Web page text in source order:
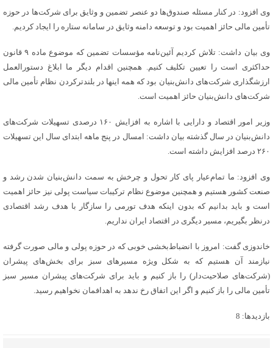
وی افزود: در کنار مسئله صندوق‌ها دو عنصر تضمین و وثایق برای شرکت‌ها در حوزه
تأمین مالی حائز اهمیت بود و توسعه دامنه وثایق در سامانه ستاره را ایجاد کردیم.
وی بیان داشت:‌ تلاش کردیم آئین‌نامه مؤسسات تضمین که موضوع ماده ۹ قانون
حداکثری است را تعیین تکلیف کنیم. همچنین اقدام دیگر ما ابلاغ دستورالعمل
ارزشگذاری شرکت‌های دانش‌بنیان بود که همه اینها در بلندتر‌کردن نظام تأمین مالی
شرکت‌های دانش‌بنیان حائز اهمیت است.
وزیر امور اقتصاد و دارایی با اشاره به افزایش ۱۶۰ درصدی تسهیلات شرکت‌های
دانش‌بنیان در سال گذشته بیان داشت: امسال در پنج ماهه ابتدای سال این تسهیلات
۲۶۰ درصد افزایش داشته است.
وی افزود: ما تمام‌عیار پای کار تحول و چرخش به سمت دانش‌بنیان شدن رشد و
صنعت کشور هستیم و همچنین موضوع نظام ترکیبات سیاست پولی نیز حائز اهمیت
است و باید بدانیم که بدون اینکه هدف تورمی را سازگار با هدف رشد اقتصادی
درنظر بگیریم، مسیر دیگری در اقتصاد ایران نداریم.
خاندوزی گفت: امروز با انضباط‌بخشی خوبی که در حوزه پولی و مالی صورت گرفته
نیازمند آن هستیم که به شکل ویژه مسیرهای سبز برای بخش‌های پیشران
(شرکت‌های صلاحیت‌دار) را باز کنیم و باید برای شرکت‌های پیشران مسیر سبز
تأمین مالی را باز کنیم و اگر این اتفاق رخ ندهد به اهدافمان نخواهیم رسید.
بازدیدها: 8